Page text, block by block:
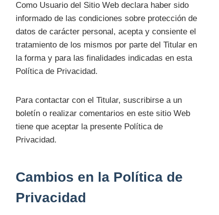
Como Usuario del Sitio Web declara haber sido
informado de las condiciones sobre protección de
datos de carácter personal, acepta y consiente el
tratamiento de los mismos por parte del Titular en
la forma y para las finalidades indicadas en esta
Política de Privacidad.
Para contactar con el Titular, suscribirse a un
boletín o realizar comentarios en este sitio Web
tiene que aceptar la presente Política de
Privacidad.
Cambios en la Política de
Privacidad